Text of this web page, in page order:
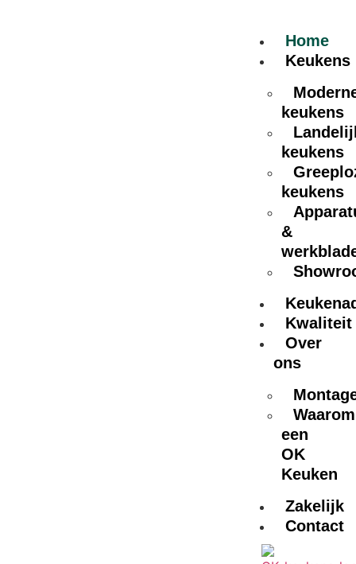
Home
Keukens
keukens
keukens
keukens
&
Kwaliteit
Over
ons
Waarom
een
OK
Keuken
Zakelijk
Contact